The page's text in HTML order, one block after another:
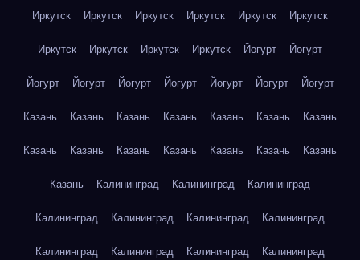
Иркутск Иркутск Иркутск Иркутск Иркутск Иркутск
Иркутск Иркутск Иркутск Иркутск Йогурт Йогурт
Йогурт Йогурт Йогурт Йогурт Йогурт Йогурт Йогурт
Казань Казань Казань Казань Казань Казань Казань
Казань Казань Казань Казань Казань Казань Казань
Казань Калининград Калининград Калининград
Калининград Калининград Калининград Калининград
Калининград Калининград Калининград Калининград